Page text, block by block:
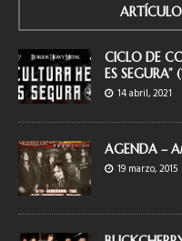
CICLO DE
ES SEGURA”
14 abril, 2021
AGENDA –
19 marzo, 2015